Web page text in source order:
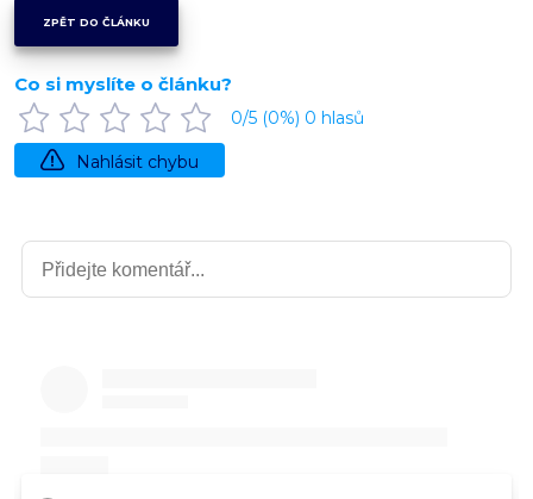
ZPĚT DO ČLÁNKU
Co si myslíte o článku?
0/5 (0%) 0 hlasů
Nahlásit chybu